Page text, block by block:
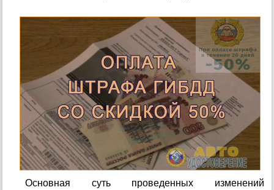
Основная суть проведенных изменений